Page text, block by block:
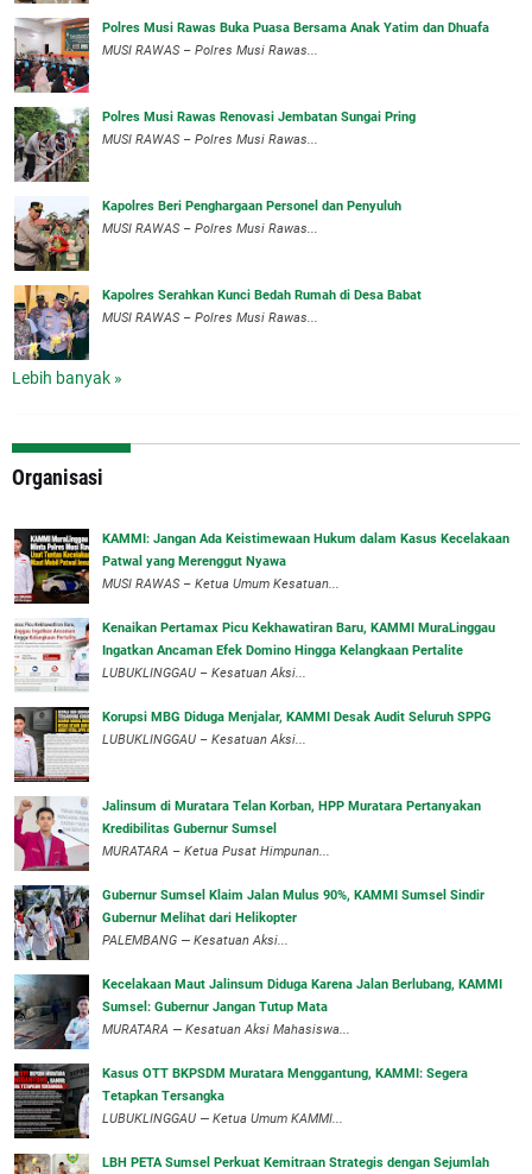
Polres Musi Rawas Buka Puasa Bersama Anak Yatim dan Dhuafa
MUSI RAWAS – Polres Musi Rawas...
Polres Musi Rawas Renovasi Jembatan Sungai Pring
MUSI RAWAS – Polres Musi Rawas...
Kapolres Beri Penghargaan Personel dan Penyuluh
MUSI RAWAS – Polres Musi Rawas...
Kapolres Serahkan Kunci Bedah Rumah di Desa Babat
MUSI RAWAS – Polres Musi Rawas...
Lebih banyak »
Organisasi
‎KAMMI: Jangan Ada Keistimewaan Hukum dalam Kasus Kecelakaan
Patwal yang Merenggut Nyawa
‎MUSI RAWAS – Ketua Umum Kesatuan...
‎Kenaikan Pertamax Picu Kekhawatiran Baru, KAMMI MuraLinggau
Ingatkan Ancaman Efek Domino Hingga Kelangkaan Pertalite
‎LUBUKLINGGAU – Kesatuan Aksi...
Korupsi MBG Diduga Menjalar, KAMMI Desak Audit Seluruh SPPG
‎LUBUKLINGGAU – Kesatuan Aksi...
‎Jalinsum di Muratara Telan Korban, HPP Muratara Pertanyakan
Kredibilitas Gubernur Sumsel
MURATARA – Ketua Pusat Himpunan...
‎Gubernur Sumsel Klaim Jalan Mulus 90%, KAMMI Sumsel Sindir
Gubernur Melihat dari Helikopter
‎PALEMBANG — Kesatuan Aksi...
‎Kecelakaan Maut Jalinsum Diduga Karena Jalan Berlubang, KAMMI
Sumsel: Gubernur Jangan Tutup Mata
‎MURATARA — Kesatuan Aksi Mahasiswa...
‎Kasus OTT BKPSDM Muratara Menggantung, KAMMI: Segera
Tetapkan Tersangka
‎LUBUKLINGGAU — Ketua Umum KAMMI...
LBH PETA Sumsel Perkuat Kemitraan Strategis dengan Sejumlah